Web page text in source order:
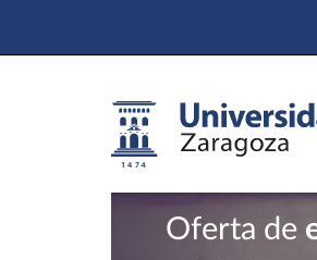
Oferta de